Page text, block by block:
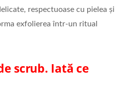
respectuoase cu pielea și
exfolierea într‑un ritual
scrub. Iată ce